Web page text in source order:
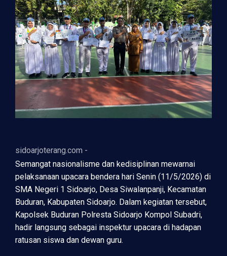
sidoarjoterang.com -
Semangat nasionalisme dan kedisiplinan mewarnai
pelaksanaan upacara bendera hari Senin (11/5/2026) di
SMA Negeri 1 Sidoarjo, Desa Siwalanpanji, Kecamatan
Buduran, Kabupaten Sidoarjo. Dalam kegiatan tersebut,
Kapolsek Buduran Polresta Sidoarjo Kompol Subadri,
hadir langsung sebagai inspektur upacara di hadapan
ratusan siswa dan dewan guru.